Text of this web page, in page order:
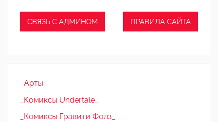
СВЯЗЬ С АДМИНОМ ПРАВИЛА САЙТА
_Арты_
_Комиксы Undertale_
_Комиксы Гравити Фолз_